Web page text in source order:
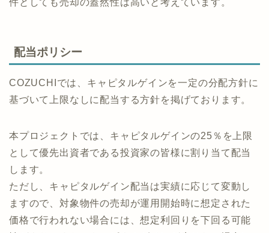
件としても売却の蓋然性は高いと考えています。
配当ポリシー
COZUCHIでは、キャピタルゲインを一定の分配方針に
基づいて上限なしに配当する方針を掲げております。
本プロジェクトでは、キャピタルゲインの25％を上限
として優先出資者である投資家の皆様に割り当て配当
します。
ただし、キャピタルゲイン配当は実績に応じて変動し
ますので、対象物件の売却が運用開始時に想定された
価格で行われない場合には、想定利回りを下回る可能